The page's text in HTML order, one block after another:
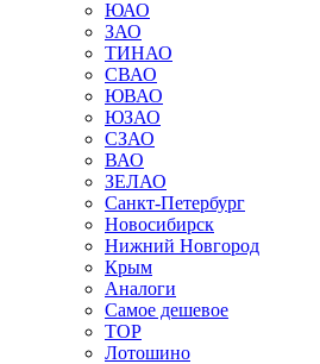
ЮАО
ЗАО
ТИНАО
СВАО
ЮВАО
ЮЗАО
СЗАО
ВАО
ЗЕЛАО
Санкт-Петербург
Новосибирск
Нижний Новгород
Крым
Аналоги
Самое дешевое
TOP
Лотошино